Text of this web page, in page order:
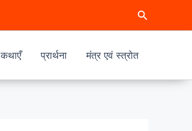
Search
कथाएँ प्रार्थना मंत्र एवं स्त्रोत